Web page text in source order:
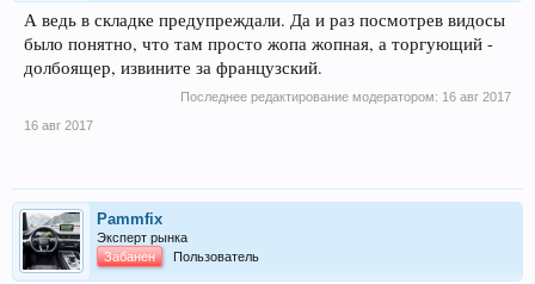
А ведь в складке предупреждали. Да и раз посмотрев видосы
было понятно, что там просто жопа жопная, а торгующий -
долбоящер, извините за французский.
Последнее редактирование модератором: 16 авг 2017
16 авг 2017
Pammfix
Эксперт рынка
Забанен
Пользователь